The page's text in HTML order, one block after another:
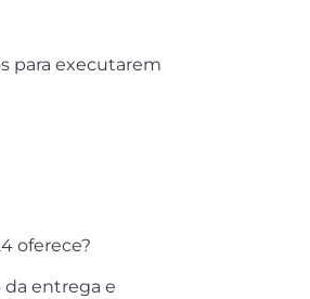
para executarem
oferece?
entrega e